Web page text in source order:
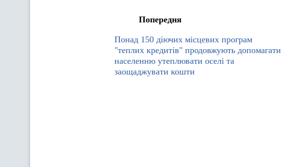
Попередня
Понад 150 діючих місцевих програм
"теплих кредитів" продовжують допомагати
населенню утеплювати оселі та
заощаджувати кошти